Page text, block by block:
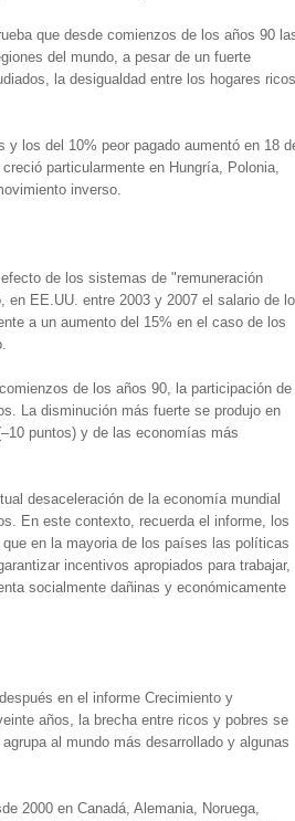
que desde comienzos de los años 90
del mundo, a pesar de un fuerte
la desigualdad entre los hogares ricos
los del 10% peor pagado aumentó en 18
particularmente en Hungría, Polonia,
inverso.
de los sistemas de "remuneración
EE.UU. entre 2003 y 2007 el salario de
a un aumento del 15% en el caso de los
de los años 90, la participación de
La disminución más fuerte se produjo en
puntos) y de las economías más
desaceleración de la economía mundial
En este contexto, recuerda el informe, los
en la mayoria de los países las políticas
incentivos apropiados para trabajar,
socialmente dañinas y económicamente
en el informe Crecimiento y
años, la brecha entre ricos y pobres se
al mundo más desarrollado y algunas
2000 en Canadá, Alemania, Noruega,